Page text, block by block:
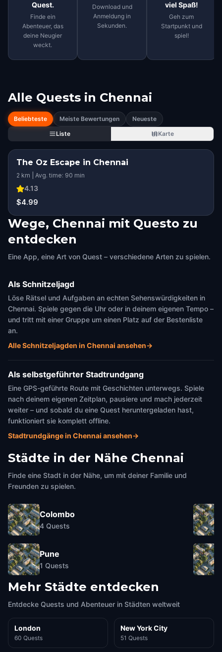
Quest.
Finde ein
Abenteuer, das
deine Neugier
weckt.
Download und
Anmeldung in
Sekunden.
viel Spaß!
Geh zum
Startpunkt und
spiel!
Alle Quests in Chennai
Beliebteste Meiste Bewertungen
Neueste
Liste
Karte
The Oz Escape in Chennai
2 km | Avg. time: 90 min
4.13
$4.99
Wege, Chennai mit Questo zu
entdecken
Eine App, eine Art von Quest – verschiedene Arten zu spielen.
Als Schnitzeljagd
Löse Rätsel und Aufgaben an echten Sehenswürdigkeiten in
Chennai. Spiele gegen die Uhr oder in deinem eigenen Tempo –
und tritt mit einer Gruppe um einen Platz auf der Bestenliste
an.
Alle Schnitzeljagden in Chennai ansehen→
Als selbstgeführter Stadtrundgang
Eine GPS-geführte Route mit Geschichten unterwegs. Spiele
nach deinem eigenen Zeitplan, pausiere und mach jederzeit
weiter – und sobald du eine Quest heruntergeladen hast,
funktioniert sie komplett offline.
Stadtrundgänge in Chennai ansehen→
Städte in der Nähe Chennai
Finde eine Stadt in der Nähe, um mit deiner Familie und
Freunden zu spielen.
Colombo
4 Quests
Pune
1 Quests
Mehr Städte entdecken
Entdecke Quests und Abenteuer in Städten weltweit
London
60 Quests
New York City
51 Quests